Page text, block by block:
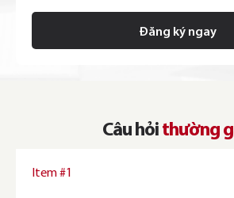
Đăng ký ngay
Câu hỏi thường
Item #1